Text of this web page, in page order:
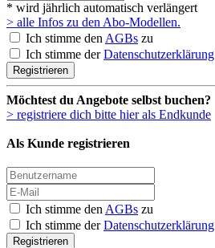
* wird jährlich automatisch verlängert
> alle Infos zu den Abo-Modellen.
Ich stimme den AGBs zu
Ich stimme derDatenschutzerklärung
Registrieren
Möchtest du Angebote selbst buchen?
> registriere dich bitte hier als Endkunde
Als Kunde registrieren
Ich stimme den AGBs zu
Ich stimme derDatenschutzerklärung
Registrieren